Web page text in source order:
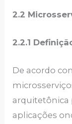
2.2
2.2.1
De acordo
arquitetônica
aplicações